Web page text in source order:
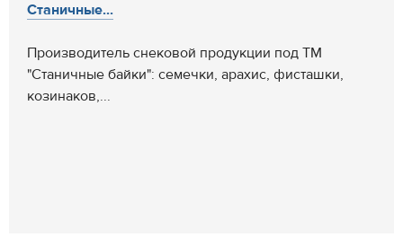
Станичные...
Производитель снековой продукции под ТМ
"Станичные байки": семечки, арахис, фисташки,
козинаков,...